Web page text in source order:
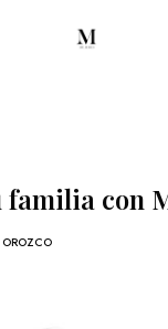
familia con